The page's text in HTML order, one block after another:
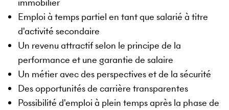
Emploi à temps partiel en tant que salarié à titre
d'activité secondaire
Un revenu attractif selon le principe de la
performance et une garantie de salaire
Un métier avec des perspectives et de la sécurité
Des opportunités de carrière transparentes
Possibilité d'emploi à plein temps après la phase de